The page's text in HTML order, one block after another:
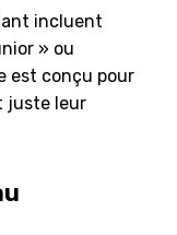
incluent
» ou
est conçu pour
juste leur